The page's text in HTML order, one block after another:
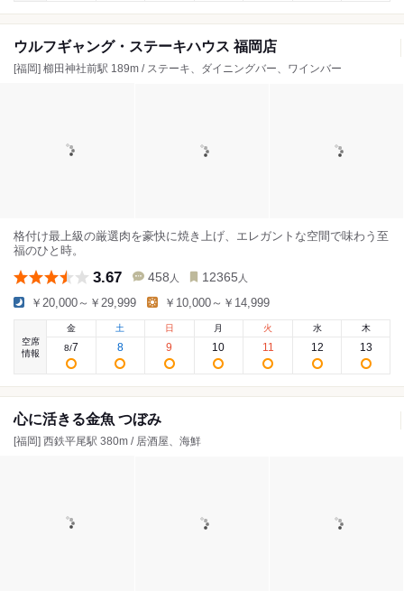
ウルフギャング・ステーキハウス 福岡店
[福岡] 櫛田神社前駅 189m / ステーキ、ダイニングバー、ワインバー
格付け最上級の厳選肉を豪快に焼き上げ、エレガントな空間で味わう至
福のひと時。
3.67 458 人 12365 人
￥20,000～￥29,999 ￥10,000～￥14,999
空席
情報
金
8/7
土
8
日
9
月
10
火
11
水
12
木
13
心に活きる金魚 つぼみ
[福岡] 西鉄平尾駅 380m / 居酒屋、海鮮